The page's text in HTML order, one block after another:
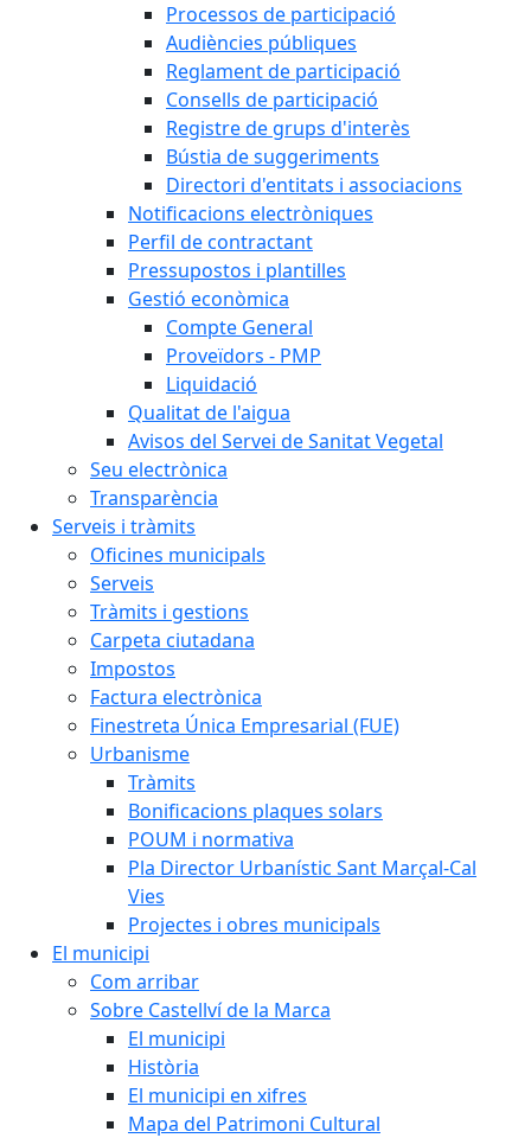
Processos de participació
Audiències públiques
Reglament de participació
Consells de participació
Registre de grups d'interès
Bústia de suggeriments
Directori d'entitats i associacions
Notificacions electròniques
Perfil de contractant
Pressupostos i plantilles
Gestió econòmica
Compte General
Proveïdors - PMP
Liquidació
Qualitat de l'aigua
Avisos del Servei de Sanitat Vegetal
Seu electrònica
Transparència
Serveis i tràmits
Oficines municipals
Serveis
Tràmits i gestions
Carpeta ciutadana
Impostos
Factura electrònica
Finestreta Única Empresarial (FUE)
Urbanisme
Tràmits
Bonificacions plaques solars
POUM i normativa
Pla Director Urbanístic Sant Marçal-Cal
Vies
Projectes i obres municipals
El municipi
Com arribar
Sobre Castellví de la Marca
El municipi
Història
El municipi en xifres
Mapa del Patrimoni Cultural